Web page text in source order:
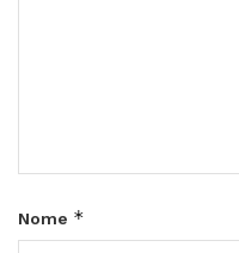
Nome *